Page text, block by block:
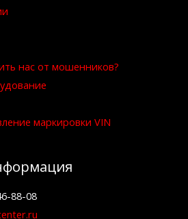
нас от мошенников?
маркировки VIN
88-08